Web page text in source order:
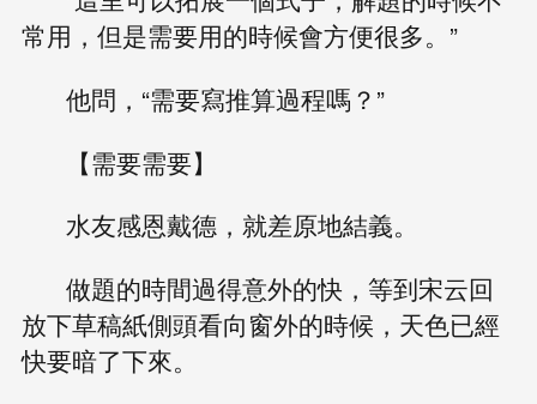
常用，但是需要用的時候會方便很多。”
他問，“需要寫推算過程嗎？”
【需要需要】
水友感恩戴德，就差原地結義。
做題的時間過得意外的快，等到宋云回
放下草稿紙側頭看向窗外的時候，天色已經
快要暗了下來。